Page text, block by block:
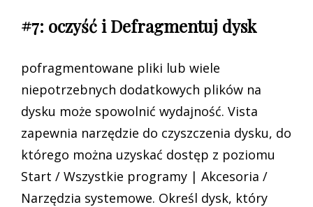
#7: oczyść i Defragmentuj dysk
pofragmentowane pliki lub wiele
niepotrzebnych dodatkowych plików na
dysku może spowolnić wydajność. Vista
zapewnia narzędzie do czyszczenia dysku, do
którego można uzyskać dostęp z poziomu
Start / Wszystkie programy | Akcesoria /
Narzędzia systemowe. Określ dysk, który